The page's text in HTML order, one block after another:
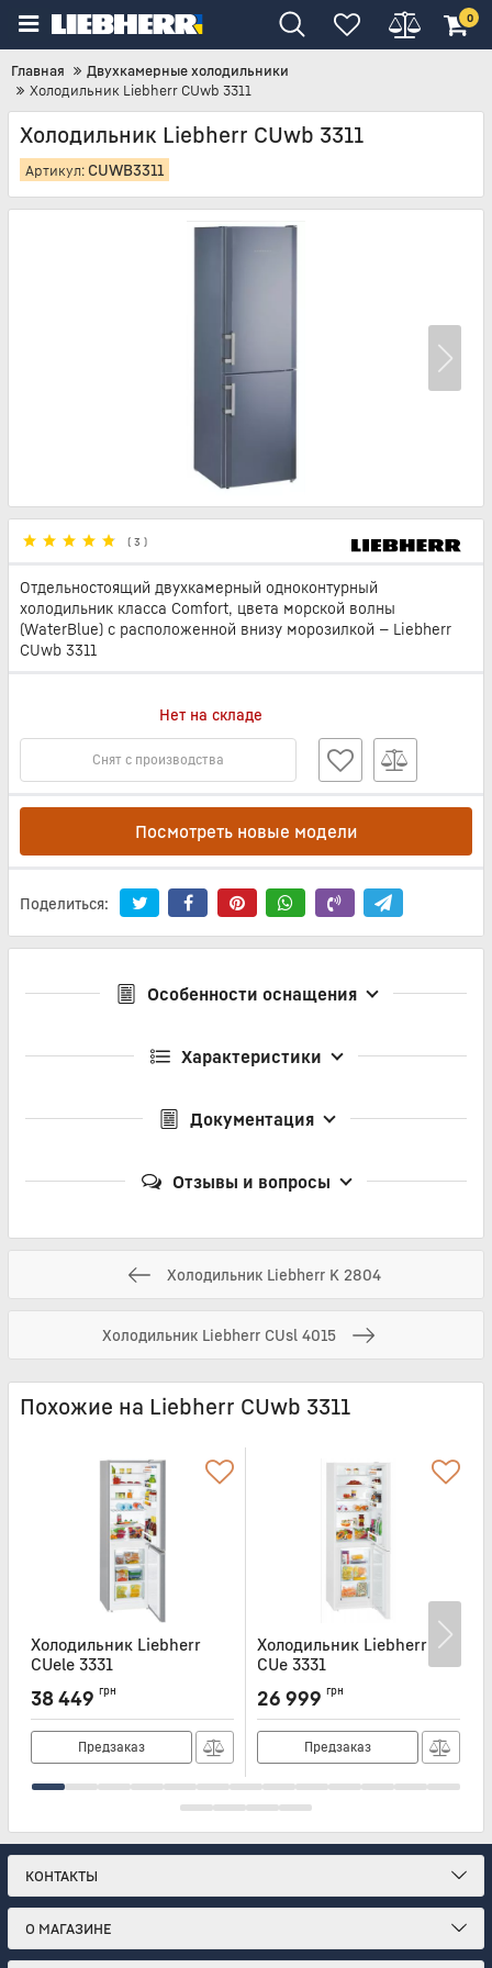
0
Главная
Двухкамерные холодильники
Холодильник Liebherr CUwb 3311
Холодильник Liebherr CUwb 3311
Артикул: CUWB3311
( 3 )
Отдельностоящий двухкамерный одноконтурный
холодильник класса Comfort, цвета морской волны
(WaterBlue) с расположенной внизу морозилкой — Liebherr
CUwb 3311
Нет на складе
Снят с производства
Посмотреть новые модели
Поделиться:
Особенности оснащения
Характеристики
Документация
Отзывы и вопросы
Холодильник Liebherr K 2804
Холодильник Liebherr CUsl 4015
Похожие на Liebherr CUwb 3311
Холодильник Liebherr
CUele 3331
CUELE3331
38 449 грн
Предзаказ
Холодильник Liebherr
CUe 3331
CUE3331
26 999 грн
Предзаказ
КОНТАКТЫ
О МАГАЗИНЕ